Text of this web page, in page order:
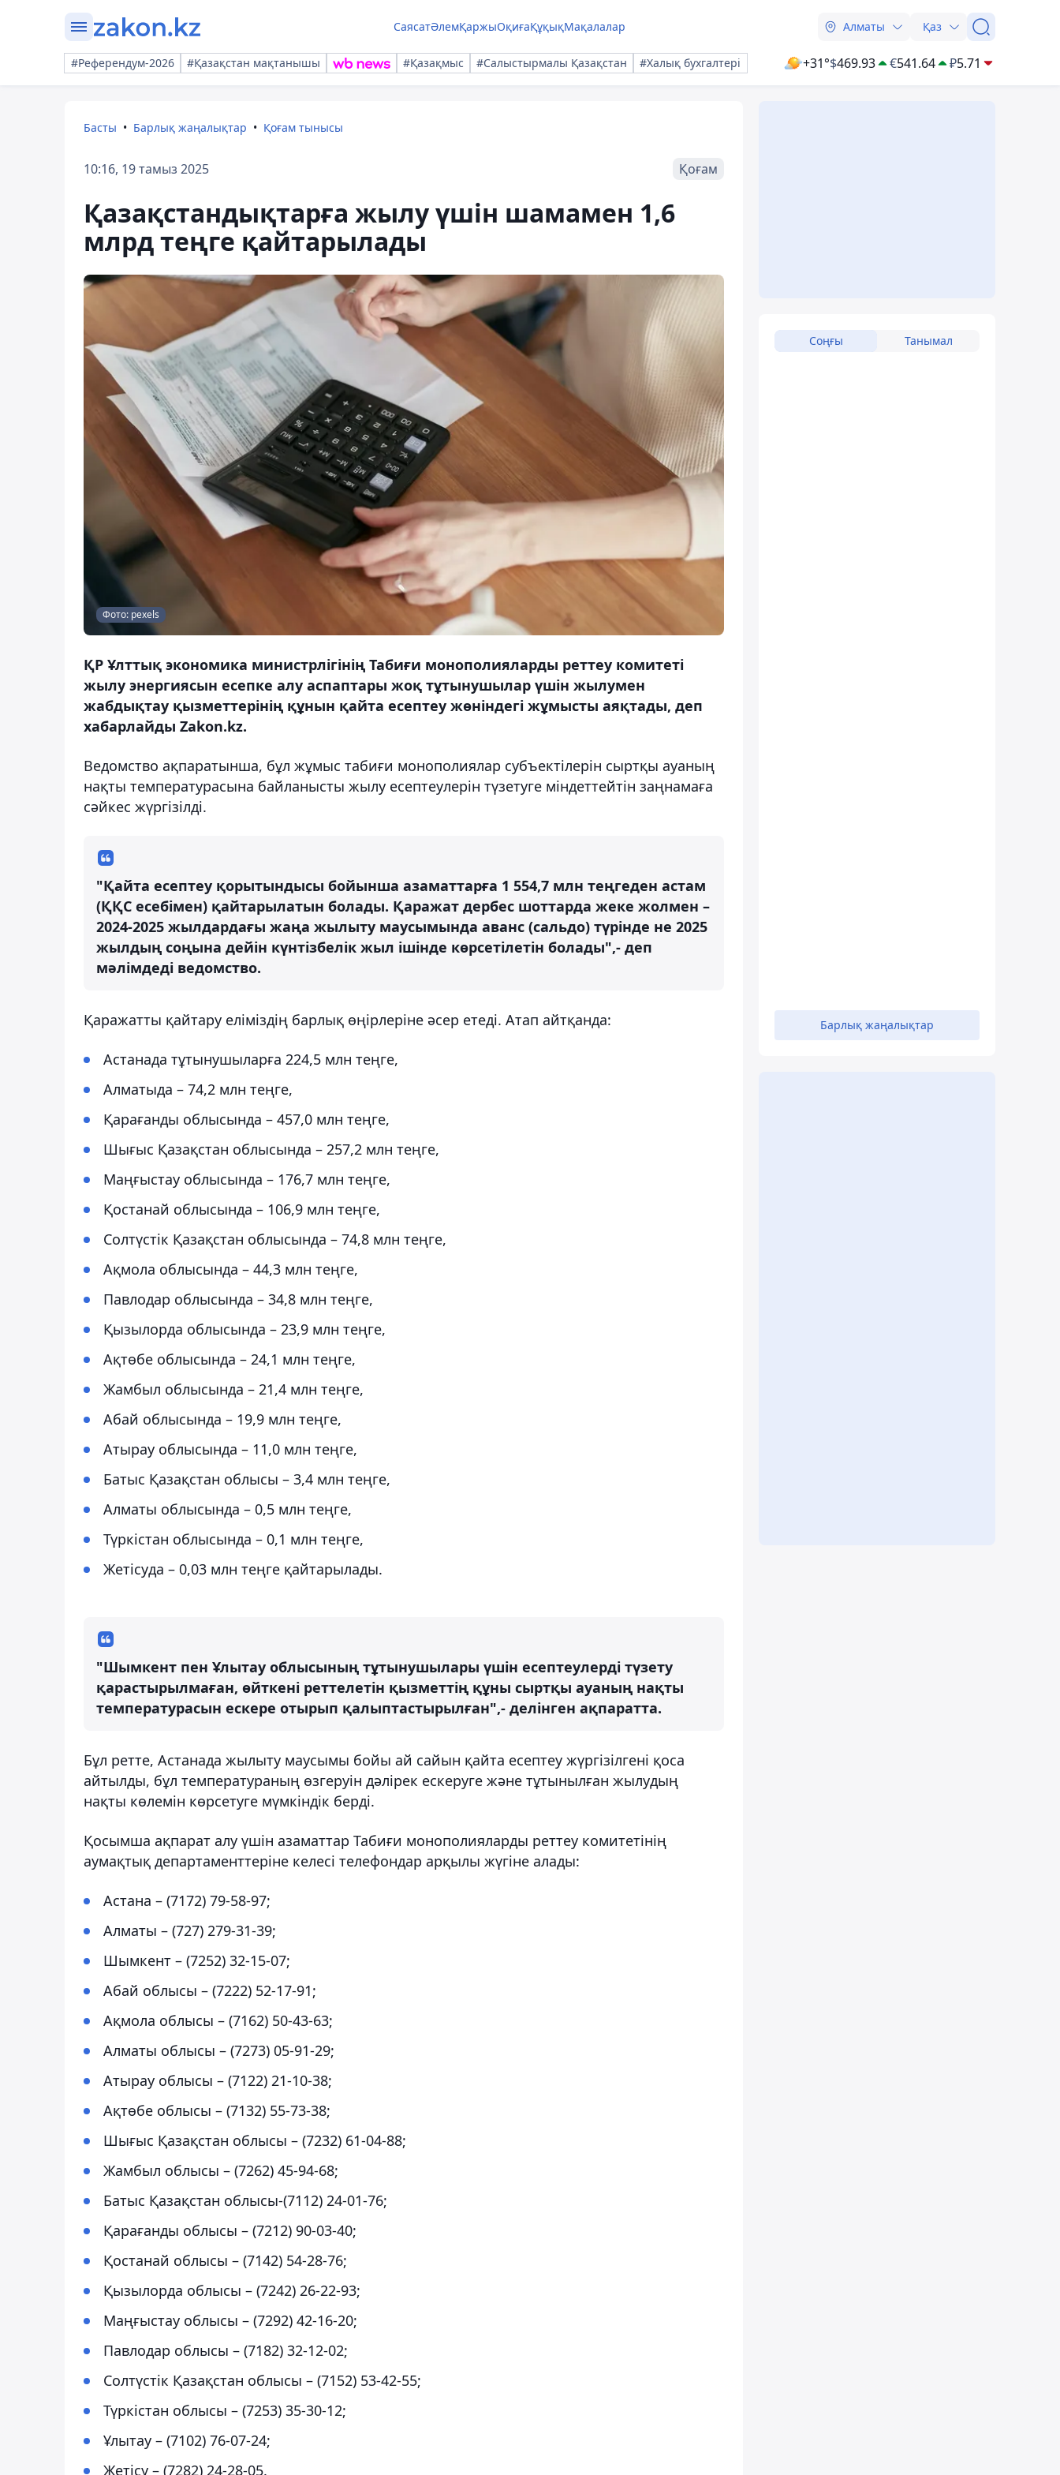
СаясатӘлемҚаржыОқиғаҚұқықМақалалар Алматы Қаз
#Референдум-2026 #Қазақстан мақтанышы #Қазақмыс #Салыстырмалы Қазақстан #Халық бухгалтері +31°$469.93 €541.64 ₽5.71
Басты Барлық жаңалықтар Қоғам тынысы
10:16, 19 тамыз 2025 Қоғам
Қазақстандықтарға жылу үшін шамамен 1,6
млрд теңге қайтарылады
Фото: pexels
ҚР Ұлттық экономика министрлігінің Табиғи монополияларды реттеу комитеті
жылу энергиясын есепке алу аспаптары жоқ тұтынушылар үшін жылумен
жабдықтау қызметтерінің құнын қайта есептеу жөніндегі жұмысты аяқтады, деп
хабарлайды Zakon.kz.
Ведомство ақпаратынша, бұл жұмыс табиғи монополиялар субъектілерін сыртқы ауаның
нақты температурасына байланысты жылу есептеулерін түзетуге міндеттейтін заңнамаға
сәйкес жүргізілді.
"Қайта есептеу қорытындысы бойынша азаматтарға 1 554,7 млн теңгеден астам
(ҚҚС есебімен) қайтарылатын болады. Қаражат дербес шоттарда жеке жолмен –
2024-2025 жылдардағы жаңа жылыту маусымында аванс (сальдо) түрінде не 2025
жылдың соңына дейін күнтізбелік жыл ішінде көрсетілетін болады",- деп
мәлімдеді ведомство.
Қаражатты қайтару еліміздің барлық өңірлеріне әсер етеді. Атап айтқанда:
Астанада тұтынушыларға 224,5 млн теңге,
Алматыда – 74,2 млн теңге,
Қарағанды облысында – 457,0 млн теңге,
Шығыс Қазақстан облысында – 257,2 млн теңге,
Маңғыстау облысында – 176,7 млн теңге,
Қостанай облысында – 106,9 млн теңге,
Солтүстік Қазақстан облысында – 74,8 млн теңге,
Ақмола облысында – 44,3 млн теңге,
Павлодар облысында – 34,8 млн теңге,
Қызылорда облысында – 23,9 млн теңге,
Ақтөбе облысында – 24,1 млн теңге,
Жамбыл облысында – 21,4 млн теңге,
Абай облысында – 19,9 млн теңге,
Атырау облысында – 11,0 млн теңге,
Батыс Қазақстан облысы – 3,4 млн теңге,
Алматы облысында – 0,5 млн теңге,
Түркістан облысында – 0,1 млн теңге,
Жетісуда – 0,03 млн теңге қайтарылады.
"Шымкент пен Ұлытау облысының тұтынушылары үшін есептеулерді түзету
қарастырылмаған, өйткені реттелетін қызметтің құны сыртқы ауаның нақты
температурасын ескере отырып қалыптастырылған",- делінген ақпаратта.
Бұл ретте, Астанада жылыту маусымы бойы ай сайын қайта есептеу жүргізілгені қоса
айтылды, бұл температураның өзгеруін дәлірек ескеруге және тұтынылған жылудың
нақты көлемін көрсетуге мүмкіндік берді.
Қосымша ақпарат алу үшін азаматтар Табиғи монополияларды реттеу комитетінің
аумақтық департаменттеріне келесі телефондар арқылы жүгіне алады:
Астана – (7172) 79-58-97;
Алматы – (727) 279-31-39;
Шымкент – (7252) 32-15-07;
Абай облысы – (7222) 52-17-91;
Ақмола облысы – (7162) 50-43-63;
Алматы облысы – (7273) 05-91-29;
Атырау облысы – (7122) 21-10-38;
Ақтөбе облысы – (7132) 55-73-38;
Шығыс Қазақстан облысы – (7232) 61-04-88;
Жамбыл облысы – (7262) 45-94-68;
Батыс Қазақстан облысы-(7112) 24-01-76;
Қарағанды облысы – (7212) 90-03-40;
Қостанай облысы – (7142) 54-28-76;
Қызылорда облысы – (7242) 26-22-93;
Маңғыстау облысы – (7292) 42-16-20;
Павлодар облысы – (7182) 32-12-02;
Солтүстік Қазақстан облысы – (7152) 53-42-55;
Түркістан облысы – (7253) 35-30-12;
Ұлытау – (7102) 76-07-24;
Жетісу – (7282) 24-28-05.
Соңғы Танымал
Барлық жаңалықтар